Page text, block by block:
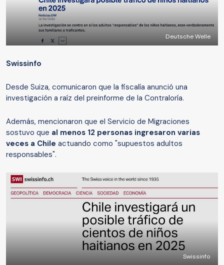
Deutsche Welle
Swissinfo
Desde Suiza, comunicaron que la fiscalía anunció una
investigación a raíz del preinforme de la Contraloría.
Además, mencionaron que el Servicio de Migraciones
sostuvo que al menos 12 personas ingresaron varias
veces a Chile actuando como "supuestos adultos
responsables".
Swissinfo